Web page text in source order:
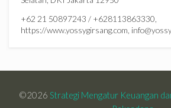
+62 21 50897243 / +628113863330,
https://www.yossygirsang.com,
©2026 Strategi Mengatur Keuangan